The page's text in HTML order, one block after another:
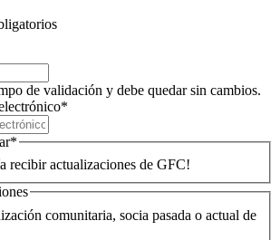
de validación y debe quedar sin cambios.
*
*
recibir actualizaciones de GFC!
comunitaria, socia pasada o actual de